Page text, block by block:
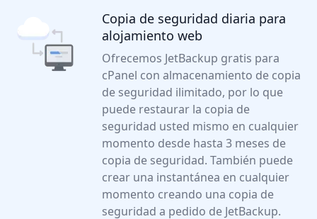
Copia de seguridad diaria para
alojamiento web
Ofrecemos JetBackup gratis para
cPanel con almacenamiento de copia
de seguridad ilimitado, por lo que
puede restaurar la copia de
seguridad usted mismo en cualquier
momento desde hasta 3 meses de
copia de seguridad. También puede
crear una instantánea en cualquier
momento creando una copia de
seguridad a pedido de JetBackup.